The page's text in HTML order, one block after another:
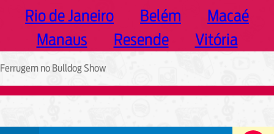
Rio de Janeiro Belém
Macaé
Manaus
Resende Vitória
Ferrugem no Bulldog Show